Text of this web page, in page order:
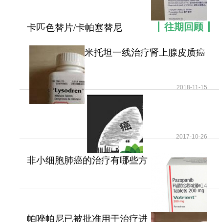
卡匹色替片/卡帕塞替尼
往期回顾
米托坦一线治疗肾上腺皮质癌
2018-11-15
非小细胞肺癌的治疗有哪些方
2017-10-26
帕唑帕尼已被批准用于治疗进
2018-11-14